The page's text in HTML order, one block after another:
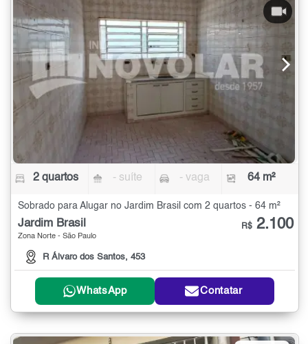
2 quartos - suíte - vaga 64 m²
Sobrado para Alugar no Jardim Brasil com 2 quartos - 64 m²
Jardim Brasil
Zona Norte - São Paulo
R Álvaro dos Santos, 453
R$ 2.100
WhatsApp Contatar